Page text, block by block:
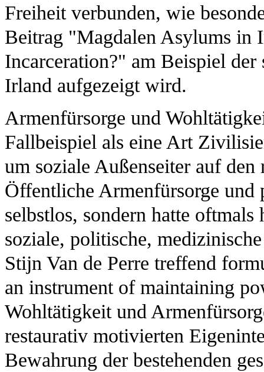
Freiheit verbunden, wie
Beitrag "Magdalen Asylums in
Incarceration?" am Beispiel
Irland aufgezeigt wird.
Armenfürsorge und
Fallbeispiel als eine Art
um soziale Außenseiter auf
Öffentliche Armenfürsorge
selbstlos, sondern hatte
soziale, politische,
Stijn Van de Perre treffend
an instrument of maintaining
Wohltätigkeit und
restaurativ motivierten
Bewahrung der bestehenden